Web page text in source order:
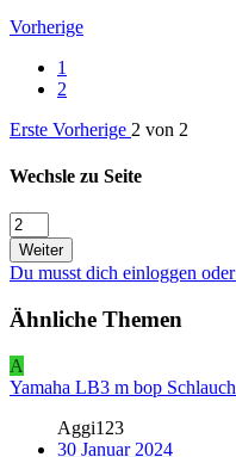
Vorherige
1
2
Erste Vorherige 2 von 2
Wechsle zu Seite
Weiter
Du musst dich einloggen
Ähnliche Themen
A
Yamaha LB3 m bop
Aggi123
30 Januar 2024